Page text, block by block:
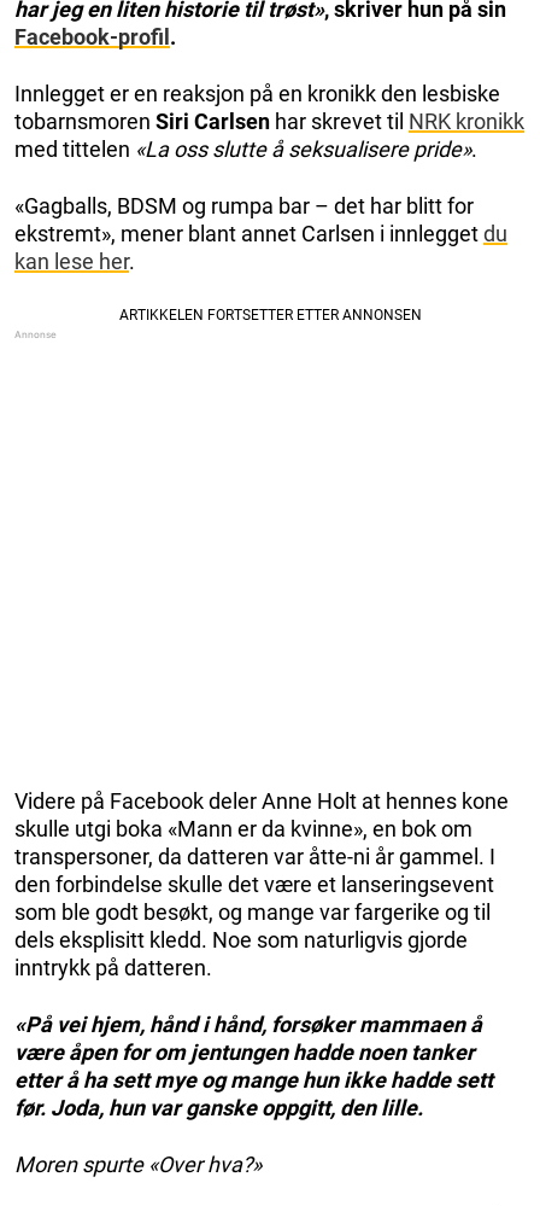
har jeg en liten historie til trøst», skriver hun på sin
Facebook-profil .
Innlegget er en reaksjon på en kronikk den lesbiske
tobarnsmoren Siri Carlsen har skrevet til NRK kronikk
med tittelen «La oss slutte å seksualisere pride».
«Gagballs, BDSM og rumpa bar – det har blitt for
ekstremt», mener blant annet Carlsen i innleggetdu
kan lese her.
Videre på Facebook deler Anne Holt at hennes kone
skulle utgi boka «Mann er da kvinne», en bok om
transpersoner, da datteren var åtte-ni år gammel. I
den forbindelse skulle det være et lanseringsevent
som ble godt besøkt, og mange var fargerike og til
dels eksplisitt kledd. Noe som naturligvis gjorde
inntrykk på datteren.
«På vei hjem, hånd i hånd, forsøker mammaen å
være åpen for om jentungen hadde noen tanker
etter å ha sett mye og mange hun ikke hadde sett
før. Joda, hun var ganske oppgitt, den lille.
Moren spurte «Over hva?»